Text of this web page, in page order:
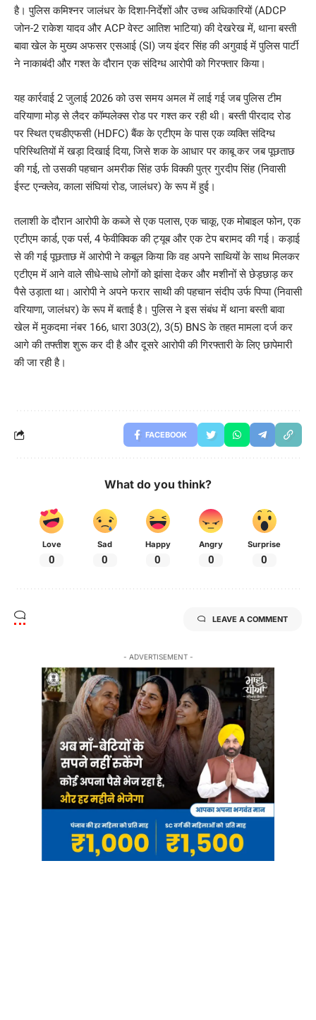
है। पुलिस कमिश्नर जालंधर के दिशा-निर्देशों और उच्च अधिकारियों (ADCP
जोन-2 राकेश यादव और ACP वेस्ट आतिश भाटिया) की देखरेख में, थाना बस्ती
बावा खेल के मुख्य अफसर एसआई (SI) जय इंदर सिंह की अगुवाई में पुलिस पार्टी
ने नाकाबंदी और गश्त के दौरान एक संदिग्ध आरोपी को गिरफ्तार किया।
यह कार्रवाई 2 जुलाई 2026 को उस समय अमल में लाई गई जब पुलिस टीम
वरियाणा मोड़ से लैदर कॉम्पलेक्स रोड पर गश्त कर रही थी। बस्ती पीरदाद रोड
पर स्थित एचडीएफसी (HDFC) बैंक के एटीएम के पास एक व्यक्ति संदिग्ध
परिस्थितियों में खड़ा दिखाई दिया, जिसे शक के आधार पर काबू कर जब पूछताछ
की गई, तो उसकी पहचान अमरीक सिंह उर्फ विक्की पुत्र गुरदीप सिंह (निवासी
ईस्ट एन्क्लेव, काला संघियां रोड, जालंधर) के रूप में हुई।
तलाशी के दौरान आरोपी के कब्जे से एक पलास, एक चाकू, एक मोबाइल फोन, एक
एटीएम कार्ड, एक पर्स, 4 फेवीक्विक की ट्यूब और एक टेप बरामद की गई। कड़ाई
से की गई पूछताछ में आरोपी ने कबूल किया कि वह अपने साथियों के साथ मिलकर
एटीएम में आने वाले सीधे-साधे लोगों को झांसा देकर और मशीनों से छेड़छाड़ कर
पैसे उड़ाता था। आरोपी ने अपने फरार साथी की पहचान संदीप उर्फ पिप्पा (निवासी
वरियाणा, जालंधर) के रूप में बताई है। पुलिस ने इस संबंध में थाना बस्ती बावा
खेल में मुकदमा नंबर 166, धारा 303(2), 3(5) BNS के तहत मामला दर्ज कर
आगे की तफ्तीश शुरू कर दी है और दूसरे आरोपी की गिरफ्तारी के लिए छापेमारी
की जा रही है।
FACEBOOK
What do you think?
Love
0
Sad
0
Happy
0
Angry
0
Surprise
0
LEAVE A COMMENT
- ADVERTISEMENT -